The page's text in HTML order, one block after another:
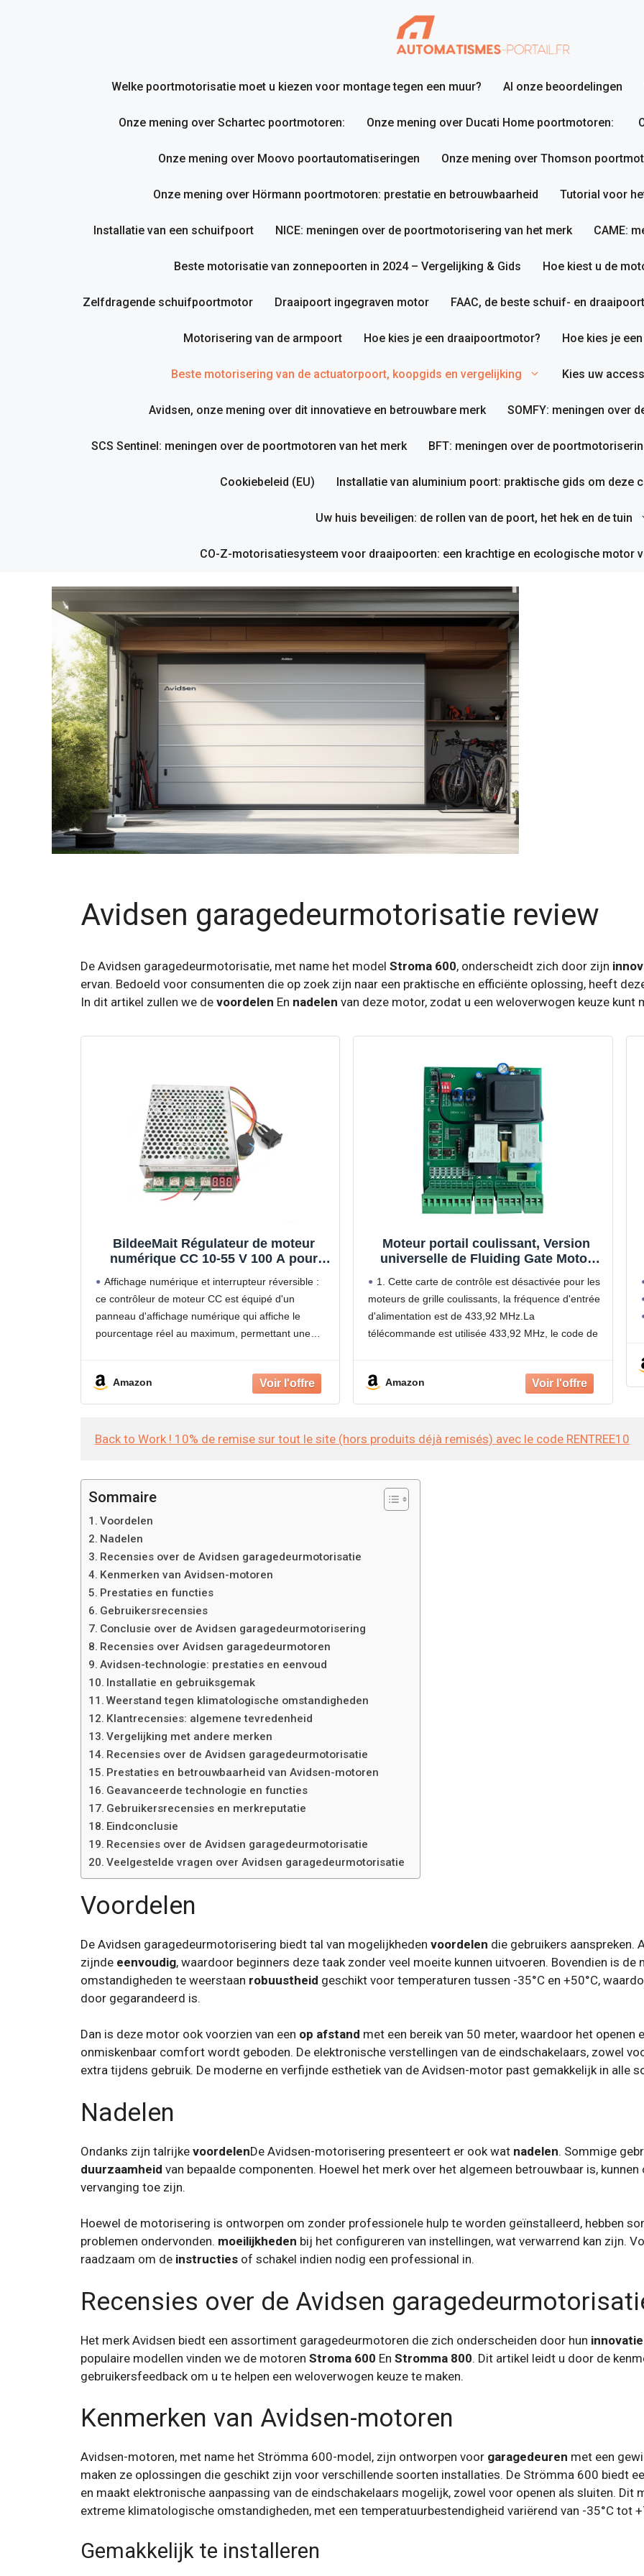
Welke poortmotorisatie moet u kiezen voor montage tegen een muur? Al onze beoordelingen
Onze mening over Schartec poortmotoren: Onze mening over Ducati Home poortmotoren:
Onze mening over Moovo poortautomatiseringen Onze mening over Thomson
Onze mening over Hörmann poortmotoren: prestatie en betrouwbaarheid Tutorial voor
Installatie van een schuifpoort NICE: meningen over de poortmotorisering van het merk CAME:
Beste motorisatie van zonnepoorten in 2024 – Vergelijking & Gids Hoe kiest u de
Zelfdragende schuifpoortmotor Draaipoort ingegraven motor FAAC, de beste schuif- en
Motorisering van de armpoort Hoe kies je een draaipoortmotor? Hoe kies je
Beste motorisering van de actuatorpoort, koopgids en vergelijking Kies uw
Avidsen, onze mening over dit innovatieve en betrouwbare merk SOMFY: meningen over
SCS Sentinel: meningen over de poortmotoren van het merk BFT: meningen over de
Cookiebeleid (EU) Installatie van aluminium poort: praktische gids om deze
Uw huis beveiligen: de rollen van de poort, het hek en de tuin
CO-Z-motorisatiesysteem voor draaipoorten: een krachtige en ecologische motor
Avidsen garagedeurmotorisatie review
De Avidsen garagedeurmotorisatie, met name het model Stroma 600, onderscheidt zich door zijn
ervan. Bedoeld voor consumenten die op zoek zijn naar een praktische en efficiënte oplossing, heeft
In dit artikel zullen we de voordelen En nadelen van deze motor, zodat u een weloverwogen keuze kunt
BildeeMait Régulateur de moteur
numérique CC 10-55 V 100 A pour
réversible avec affichage en
pourcentage, automatisation
industrielle
Affichage numérique et interrupteur réversible :
ce contrôleur de moteur CC est équipé d'un
panneau d'affichage numérique qui affiche le
pourcentage réel au maximum, permettant une
d'inverser facilement
Amazon
Moteur portail coulissant, Version
universelle de Fluiding Gate Motor
La carte de circuit imprimé peut
correspondre à 433,92 MHz Rolling
Code Remote
1. Cette carte de contrôle est désactivée pour les
moteurs de grille coulissants, la fréquence d'entrée
d'alimentation est de 433,92 MHz.La
télécommande est utilisée 433,92 MHz, le code de
Amazon
Back to Work ! 10% de remise sur tout le site (hors produits déjà remisés) avec le code RENTREE10
Sommaire
Voordelen
Nadelen
Recensies over de Avidsen garagedeurmotorisatie
Kenmerken van Avidsen-motoren
Prestaties en functies
Gebruikersrecensies
Conclusie over de Avidsen garagedeurmotorisering
Recensies over Avidsen garagedeurmotoren
Avidsen-technologie: prestaties en eenvoud
Installatie en gebruiksgemak
Weerstand tegen klimatologische omstandigheden
Klantrecensies: algemene tevredenheid
Vergelijking met andere merken
Recensies over de Avidsen garagedeurmotorisatie
Prestaties en betrouwbaarheid van Avidsen-motoren
Geavanceerde technologie en functies
Gebruikersrecensies en merkreputatie
Eindconclusie
Recensies over de Avidsen garagedeurmotorisatie
Veelgestelde vragen over Avidsen garagedeurmotorisatie
Voordelen
De Avidsen garagedeurmotorisering biedt tal van mogelijkheden voordelen die gebruikers aanspreken.
zijnde eenvoudig, waardoor beginners deze taak zonder veel moeite kunnen uitvoeren. Bovendien is
omstandigheden te weerstaan robuustheid geschikt voor temperaturen tussen -35°C en +50°C,
door gegarandeerd is.
Dan is deze motor ook voorzien van een op afstand met een bereik van 50 meter, waardoor het
onmiskenbaar comfort wordt geboden. De elektronische verstellingen van de eindschakelaars, zowel
extra tijdens gebruik. De moderne en verfijnde esthetiek van de Avidsen-motor past gemakkelijk in alle
Nadelen
Ondanks zijn talrijke voordelenDe Avidsen-motorisering presenteert er ook wat nadelen. Sommige
duurzaamheid van bepaalde componenten. Hoewel het merk over het algemeen betrouwbaar is,
vervanging toe zijn.
Hoewel de motorisering is ontworpen om zonder professionele hulp te worden geïnstalleerd, hebben
problemen ondervonden. moeilijkheden bij het configureren van instellingen, wat verwarrend kan zijn.
raadzaam om de instructies of schakel indien nodig een professional in.
Recensies over de Avidsen
Het merk Avidsen biedt een assortiment garagedeurmotoren die zich onderscheiden door hun innovatie
populaire modellen vinden we de motoren Stroma 600 En Stromma 800. Dit artikel leidt u door de
gebruikersfeedback om u te helpen een weloverwogen keuze te maken.
Kenmerken van Avidsen-motoren
Avidsen-motoren, met name het Strömma 600-model, zijn ontworpen voor garagedeuren met een
maken ze oplossingen die geschikt zijn voor verschillende soorten installaties. De Strömma 600 biedt
en maakt elektronische aanpassing van de eindschakelaars mogelijk, zowel voor openen als sluiten. Dit
extreme klimatologische omstandigheden, met een temperatuurbestendigheid variërend van -35°C tot
Gemakkelijk te installeren